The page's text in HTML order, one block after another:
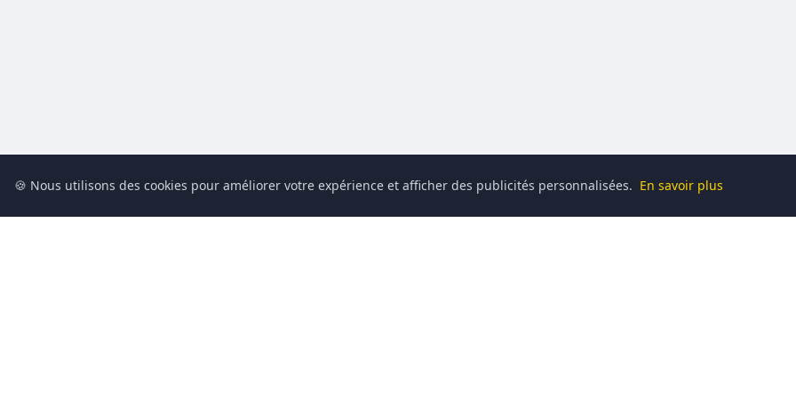
🍪 Nous utilisons des cookies pour améliorer votre expérience et afficher des publicités personnalisées. En savoir plus